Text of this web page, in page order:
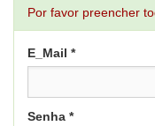
Por favor preencher
E_Mail *
Senha *